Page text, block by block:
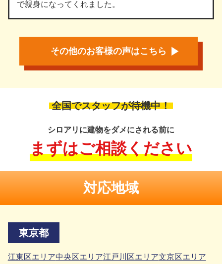
で親身になってくれました。
その他のお客様の声はこちら
全国でスタッフが待機中！
シロアリに建物をダメにされる前に
まずはご相談ください
対応地域
東京都
江東区エリア中央区エリア江戸川区エリア文京区エリア